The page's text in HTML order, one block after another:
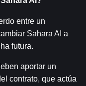
entre un
Sahara AI a
futura.
aportar un
contrato, que actúa